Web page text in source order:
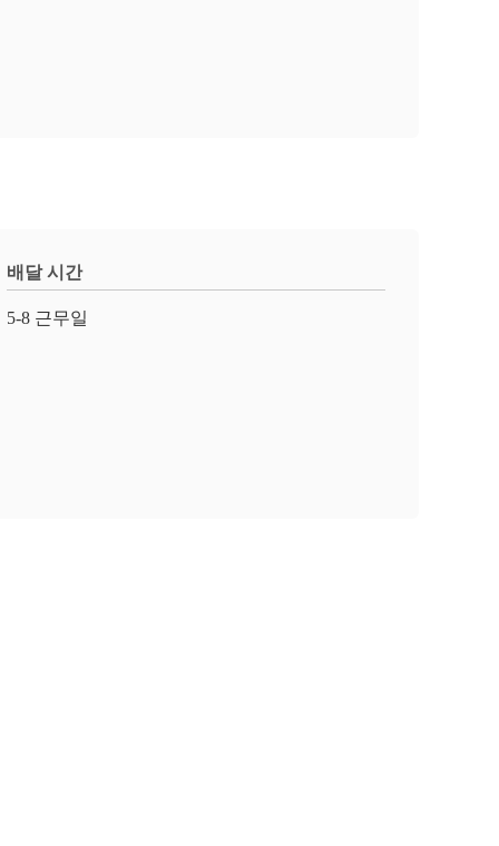
배달 시간
5-8 근무일